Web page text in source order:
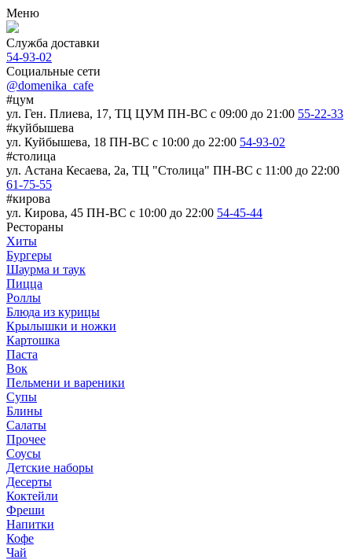
Меню
Служба доставки
54-93-02
Социальные сети
@domenika_cafe
#цум
ул. Ген. Плиева, 17, ТЦ ЦУМ ПН-ВС c 09:00 до 21:00 55-22-33
#куйбышева
ул. Куйбышева, 18 ПН-ВС c 10:00 до 22:00 54-93-02
#столица
ул. Астана Кесаева, 2а, ТЦ "Столица" ПН-ВС c 11:00 до 22:00
61-75-55
#кирова
ул. Кирова, 45 ПН-ВС c 10:00 до 22:00 54-45-44
Рестораны
Хиты
Бургеры
Шаурма и таук
Пицца
Роллы
Блюда из курицы
Крылышки и ножки
Картошка
Паста
Вок
Пельмени и вареники
Супы
Блины
Салаты
Прочее
Соусы
Детские наборы
Десерты
Коктейли
Фреши
Напитки
Кофе
Чай